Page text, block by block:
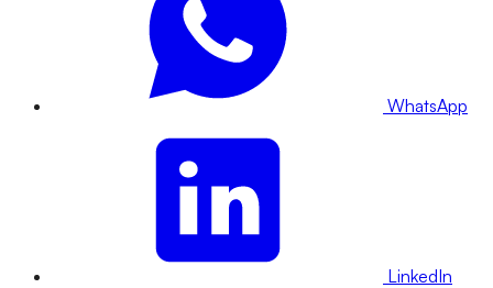
WhatsApp
LinkedIn